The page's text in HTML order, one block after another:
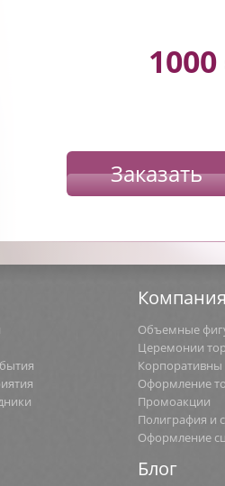
1000
Заказать
Объемные
Церемонии
Оформление
Промоакции
Полиграфия и
Оформление
Блог